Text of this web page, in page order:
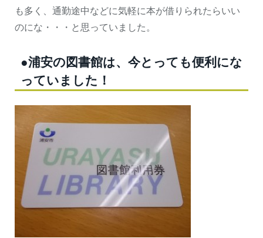
も多く、通勤途中などに気軽に本が借りられたらいい
のにな・・・と思っていました。
●浦安の図書館は、今とっても便利にな
っていました！